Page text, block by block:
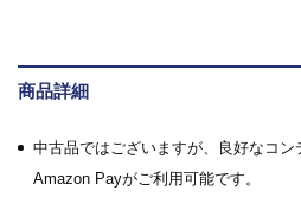
商品詳細
中古品ではございますが、良好なコン
Amazon Payがご利用可能です。